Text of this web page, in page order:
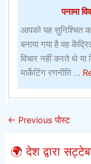
पनामा
आपको यह सुनिश्चित
बनाया गया है वह
विचार नहीं करते थे या
मार्केटिंग रणनीति ...
← Previous पोस्ट
🌍 देश द्वारा